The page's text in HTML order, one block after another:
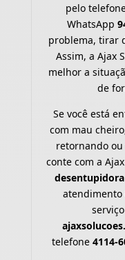
pelo
WhatsApp
problema, tirar
Assim, a Ajax
melhor a
de
Se você está
com mau
retornando ou
conte com a
atendimento
telefone 4114-